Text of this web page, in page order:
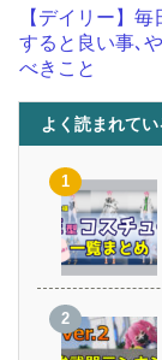
【デイリー】毎
すると良い事､
べきこと
よく読まれて